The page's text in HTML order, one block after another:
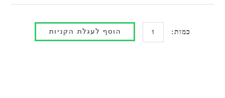
כמות: